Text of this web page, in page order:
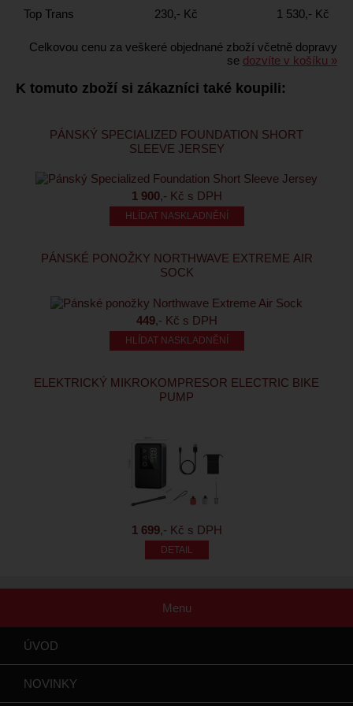
Top Trans 230,- Kč 1 530,- Kč
Celkovou cenu za veškeré objednané zboží včetně dopravy
se dozvíte v košíku »
K tomuto zboží si zákazníci také koupili:
PÁNSKÝ SPECIALIZED FOUNDATION SHORT
SLEEVE JERSEY
1 900,- Kč s DPH
HLÍDAT NASKLADNĚNÍ
PÁNSKÉ PONOŽKY NORTHWAVE EXTREME AIR
SOCK
449,- Kč s DPH
HLÍDAT NASKLADNĚNÍ
ELEKTRICKÝ MIKROKOMPRESOR ELECTRIC BIKE
PUMP
1 699,- Kč s DPH
Menu
ÚVOD
NOVINKY